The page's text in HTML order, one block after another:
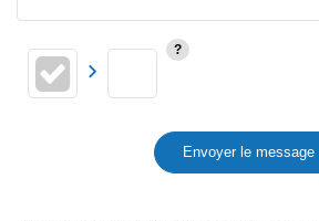
Envoyer le message